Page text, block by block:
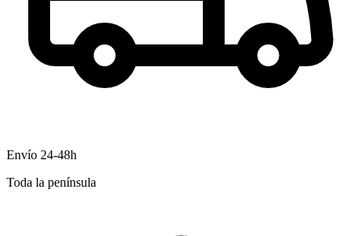
Envío 24-48h
Toda la península